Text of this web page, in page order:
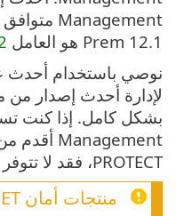
Prem 12.1 هو العامل
PROTECT، فقد لا تتوفر بعض أحدث ميزات الإدارة.
منتجات أمان ESET السابقة